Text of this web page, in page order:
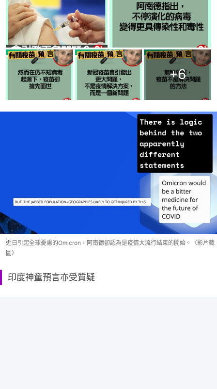
+6
近日引起全球憂慮的Omicron，阿南德卻認為是疫情大流行結束的開始。（影片截
圖）
印度神童預言亦受質疑